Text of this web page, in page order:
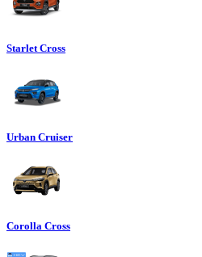
Starlet Cross
Urban Cruiser
Corolla Cross